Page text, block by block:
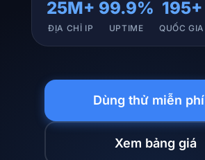
25M+
ĐỊA CHỈ IP
99.9%
UPTIME
195+
QUỐC GIA
Dùng thử miễn phí
Xem bảng giá